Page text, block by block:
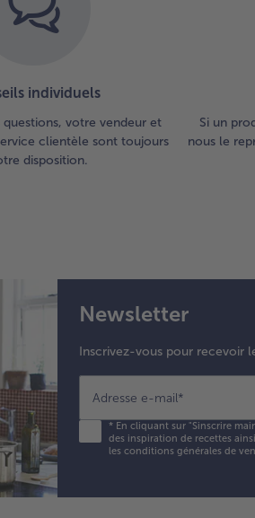
individuels
questions, votre vendeur et
clientèle sont toujours
disposition.
Si un
nous le
Newsletter
Inscrivez-vous pour recevoir
Adresse e-mail*
*En cliquant sur "Sinscrire
des inspiration de recettes
les conditions générales de